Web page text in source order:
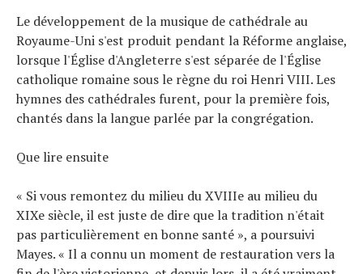
Le développement de la musique de cathédrale au
Royaume-Uni s'est produit pendant la Réforme anglaise,
lorsque l'Église d'Angleterre s'est séparée de l'Église
catholique romaine sous le règne du roi Henri VIII. Les
hymnes des cathédrales furent, pour la première fois,
chantés dans la langue parlée par la congrégation.
Que lire ensuite
« Si vous remontez du milieu du XVIIIe au milieu du
XIXe siècle, il est juste de dire que la tradition n'était
pas particulièrement en bonne santé », a poursuivi
Mayes. « Il a connu un moment de restauration vers la